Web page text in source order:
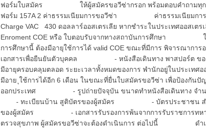
ฟอร์มใบสมัคร ให้ผู้สมัครขอวีซ่ากรอก พร้อมตอบคำถามทุกข้
ฟอร์ม 157A 2 ค่าธรรมเนียมการขอวีซ่า ค่าธรรมเนียมการข
Charge VAC 430 ดอลลาร์ออสเตรเลีย หากชำระในประเทศออสเตร
Enroment COE หรือ ใบตอบรับจากทางสถาบันการศึกษา ใบ
การศึกษานี้ ต้องมีอายุใช้การได้ valid COE ขณะที่มีการ พิจารณาการ
เอกสารเพื่อยืนยันตัวบุคคล - หนังสือเดินทาง พาสปอร์ต ของ
มีอายุครอบคลุมตลอด ระยะเวลาทั้งหมดของการ พำนักอยู่ในประเทศอ
มีอาย ุใช้การได้อีก 6 เดือน ในขณะที่ยื่นใบสมัครขอวีซ่า เพื่อป้องกันปั
ออกประเทศ - รูปถ่ายปัจจุบัน ขนาดทำหนังสือเดินทาง จ
- ทะเบียนบ้าน สูติบัตรของผู้สมัคร - บัตรประชาชน สำห
ของผู้สมัคร - เอกสารรับรองการพ้นจากการรับราชการทหาร
ตรวจสุขภาพ ผู้สมัครขอวีซ่าจะต้องดำเนินการ ต่อไปนี้ ดำเนิ